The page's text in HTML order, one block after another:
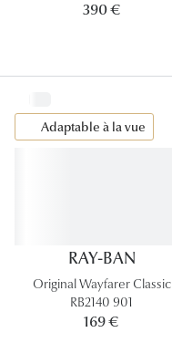
390 €
Adaptable à la vue
RAY-BAN
Original Wayfarer Classic
RB2140 901
169 €